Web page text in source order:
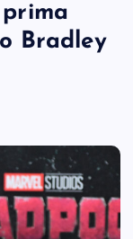
Bradley